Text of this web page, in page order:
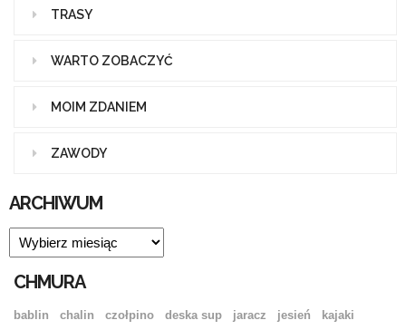
TRASY
WARTO ZOBACZYĆ
MOIM ZDANIEM
ZAWODY
ARCHIWUM
ARCHIWUM
CHMURA
bablin chalin czołpino deska sup jaracz jesień
kajaki